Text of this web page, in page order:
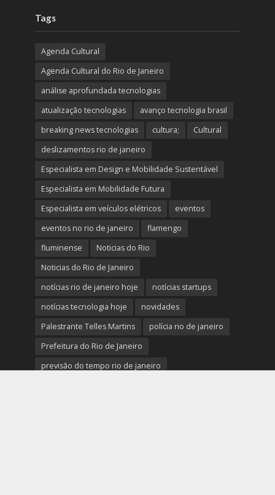
Tags
Agenda Cultural
Agenda Cultural do Rio de Janeiro
análise aprofundada tecnologias
atualização tecnologias
avanço tecnologia brasil
breaking news tecnologias
cultura;
Cultural
deslizamentos rio de janeiro
Especialista em Design e Mobilidade Sustentável
Especialista em Mobilidade Futura
Especialista em veículos elétricos
eventos
eventos no rio de janeiro
flamengo
fluminense
Noticias do Rio
Noticias do Rio de Janeiro
notícias rio de janeiro hoje
notícias startups
notícias tecnologia hoje
novidades
Palestrante Telles Martins
polícia rio de janeiro
Prefeitura do Rio de Janeiro
previsão do tempo rio de janeiro